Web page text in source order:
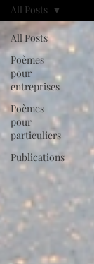
All Posts
Poèmes
pour
entreprises
Poèmes
pour
particuliers
Publications
All Posts